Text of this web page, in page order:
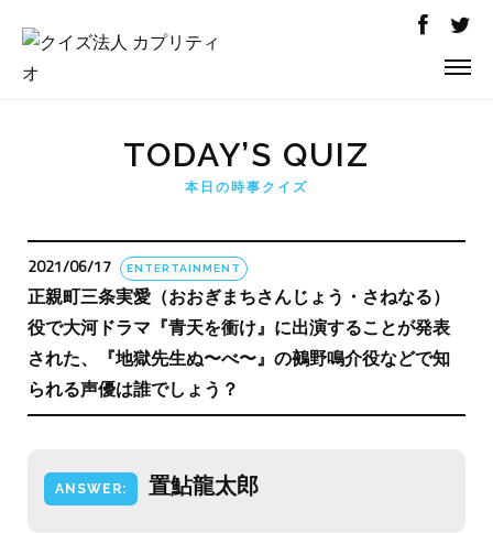
TODAY’S QUIZ
本日の時事クイズ
2021/06/17 ENTERTAINMENT
正親町三条実愛（おおぎまちさんじょう・さねなる）
役で大河ドラマ『青天を衝け』に出演することが発表
された、『地獄先生ぬ〜べ〜』の鵺野鳴介役などで知
られる声優は誰でしょう？
ANSWER: 置鮎龍太郎